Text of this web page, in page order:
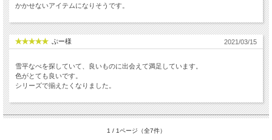
かかせないアイテムになりそうです。
ぷー様 2021/03/15
雪平なべを探していて、良いものに出会えて満足しています。
色がとても良いです。
シリーズで揃えたくなりました。
1 / 1ページ（全7件）